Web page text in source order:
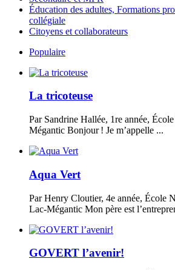
Éducation des adultes, Formations
collégiale
Citoyens et collaborateurs
Populaire
La tricoteuse
Par Sandrine Hallée, 1re année,
Mégantic Bonjour ! Je m’appelle ...
Aqua Vert
Par Henry Cloutier, 4e année, École
Lac-Mégantic Mon père est
GOVERT l’avenir!